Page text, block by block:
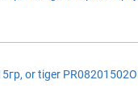
or tiger